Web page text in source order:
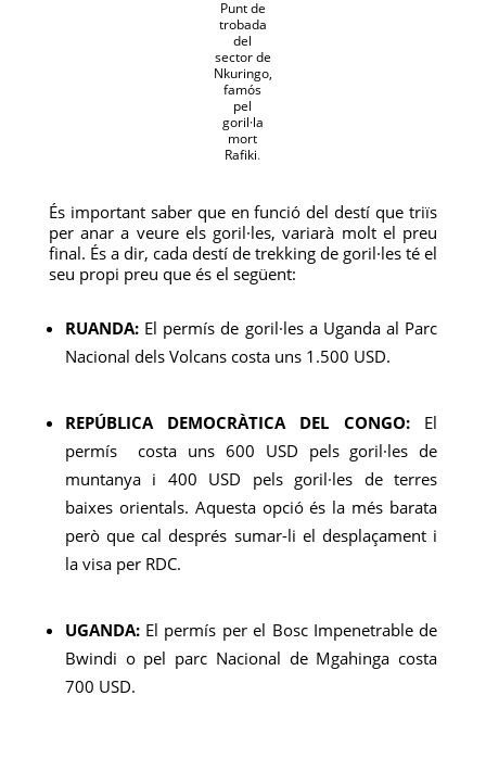
Punt de
trobada
del
sector de
Nkuringo,
famós
pel
goril·la
mort
Rafiki.
És important saber que en funció del destí que triïs
per anar a veure els goril·les, variarà molt el preu
final. És a dir, cada destí de trekking de goril·les té el
seu propi preu que és el següent:
RUANDA: El permís de goril·les a Uganda al Parc
Nacional dels Volcans costa uns 1.500 USD.
REPÚBLICA DEMOCRÀTICA DEL CONGO:El
permís costa uns 600 USD pels goril·les de
muntanya i 400 USD pels goril·les de terres
baixes orientals. Aquesta opció és la més barata
però que cal després sumar-li el desplaçament i
la visa per RDC.
UGANDA:El permís per el Bosc Impenetrable de
Bwindi o pel parc Nacional de Mgahinga costa
700 USD.